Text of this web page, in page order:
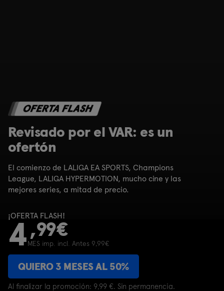
Revisado por el VAR: es un
ofertón
El comienzo de LALIGA EA SPORTS, Champions
League, LALIGA HYPERMOTION, mucho cine y las
mejores series, a mitad de precio.
¡OFERTA FLASH!
4 ,99€
MES imp. incl. Antes 9,99€
QUIERO 3 MESES AL 50%
Al finalizar la promoción: 9,99 €. Sin permanencia.
Deportes, ahora por 4,99€
QUIERO 3 MESES AL 50%
¡Ahorra el 50% durante 3 meses!